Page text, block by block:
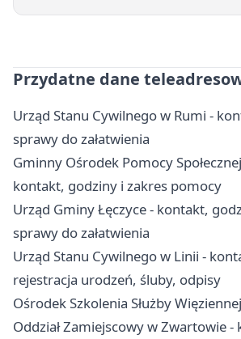
Przydatne dane
Urząd Stanu Cywilnego w Rumi -
sprawy do załatwienia
Gminny Ośrodek Pomocy
kontakt, godziny i zakres pomocy
Urząd Gminy Łęczyce - kontakt,
sprawy do załatwienia
Urząd Stanu Cywilnego w Linii -
rejestracja urodzeń, śluby, odpisy
Ośrodek Szkolenia Służby
Oddział Zamiejscowy w Zwartowie -